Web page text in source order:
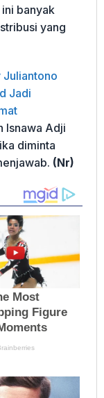
banyak
yang
Juliantono
Jadi
Isnawa Adji
diminta
(Nr)